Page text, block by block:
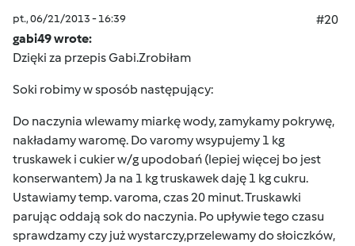
pt., 06/21/2013 - 16:39
#20
gabi49 wrote:
Dzięki za przepis Gabi.Zrobiłam
Soki robimy w sposób następujący:
Do naczynia wlewamy miarkę wody, zamykamy pokrywę,
nakładamy waromę. Do varomy wsypujemy 1 kg
truskawek i cukier w/g upodobań (lepiej więcej bo jest
konserwantem) Ja na 1 kg truskawek daję 1 kg cukru.
Ustawiamy temp. varoma, czas 20 minut. Truskawki
parując oddają sok do naczynia. Po upływie tego czasu
sprawdzamy czy już wystarczy,przelewamy do słoiczków,